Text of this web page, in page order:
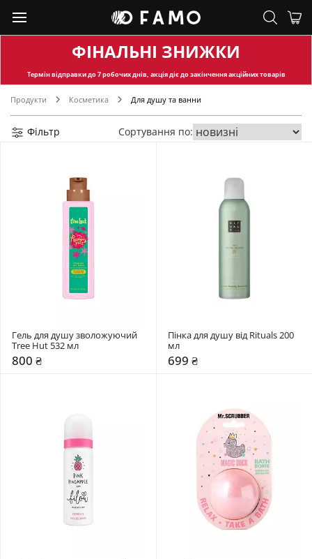
ФІНАЛЬНІ ЗНИЖКИ
Термін відправкидо 7 робочих днів, акція діє до закінчення акційних товарів
Продукти Косметика Для душу та ванни
Фільтр Сортування по:
Гель для душу зволожуючий
Tree Hut 532 мл
800 ₴
Пінка для душу від Rituals 200
мл
699 ₴